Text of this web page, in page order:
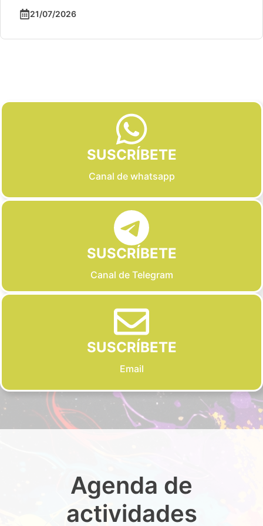
21/07/2026
SUSCRÍBETE
Canal de whatsapp
SUSCRÍBETE
Canal de Telegram
SUSCRÍBETE
Email
Agenda de
actividades